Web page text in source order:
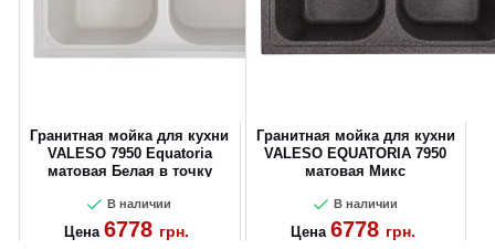
Гранитная мойка для кухни
VALESO 7950 Equatoria
матовая Белая в точку
В наличии
Цена 6778 грн.
Гранитная мойка для кухни
VALESO EQUATORIA 7950
матовая Микс
В наличии
Цена 6778 грн.